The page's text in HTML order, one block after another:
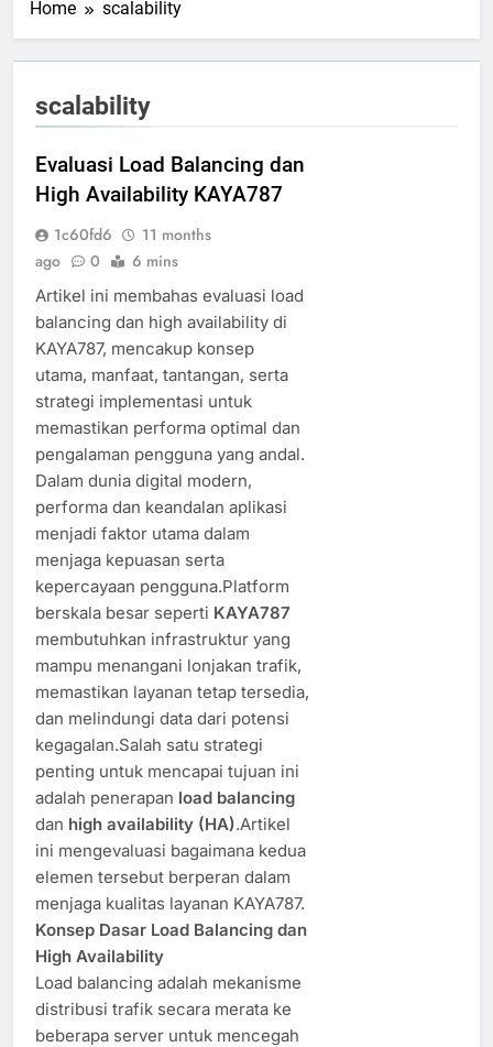
Home scalability
scalability
Evaluasi Load Balancing dan
High Availability KAYA787
1c60fd6
11 months
ago
0 6 mins
Artikel ini membahas evaluasi load
balancing dan high availability di
KAYA787, mencakup konsep
utama, manfaat, tantangan, serta
strategi implementasi untuk
memastikan performa optimal dan
pengalaman pengguna yang andal.
Dalam dunia digital modern,
performa dan keandalan aplikasi
menjadi faktor utama dalam
menjaga kepuasan serta
kepercayaan pengguna.Platform
berskala besar seperti KAYA787
membutuhkan infrastruktur yang
mampu menangani lonjakan trafik,
memastikan layanan tetap tersedia,
dan melindungi data dari potensi
kegagalan.Salah satu strategi
penting untuk mencapai tujuan ini
adalah penerapan load balancing
dan high availability (HA).Artikel
ini mengevaluasi bagaimana kedua
elemen tersebut berperan dalam
menjaga kualitas layanan KAYA787.
Konsep Dasar Load Balancing dan
High Availability
Load balancing adalah mekanisme
distribusi trafik secara merata ke
beberapa server untuk mencegah